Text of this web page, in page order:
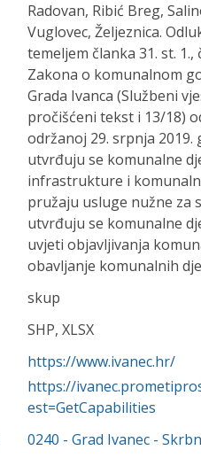
Radovan, Ribić Breg,
Vuglovec, Željeznica.
temeljem članka 31. st. 1.,
Zakona o komunalnom
Grada Ivanca (Službeni
pročišćeni tekst i 13/18)
održanoj 29. srpnja
utvrđuju se komunalne
infrastrukture i
pružaju usluge nužne za
utvrđuju se komunalne
uvjeti objavljivanja
obavljanje komunalnih
skup
SHP, XLSX
https://www.ivanec.hr/
https://
est=GetCapabilities
0240 - Grad Ivanec -